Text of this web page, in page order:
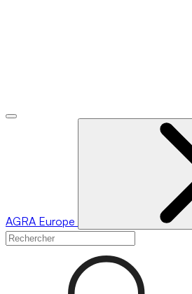
AGRA Europe